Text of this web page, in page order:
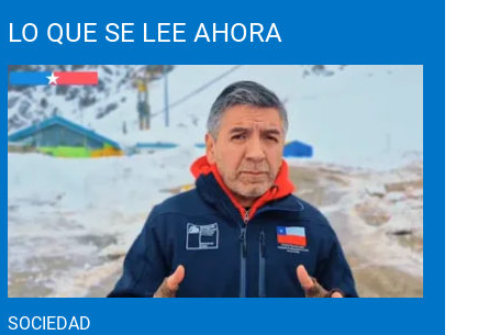
LO QUE SE LEE AHORA
SOCIEDAD